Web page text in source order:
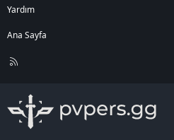
Yardım
Ana Sayfa
R